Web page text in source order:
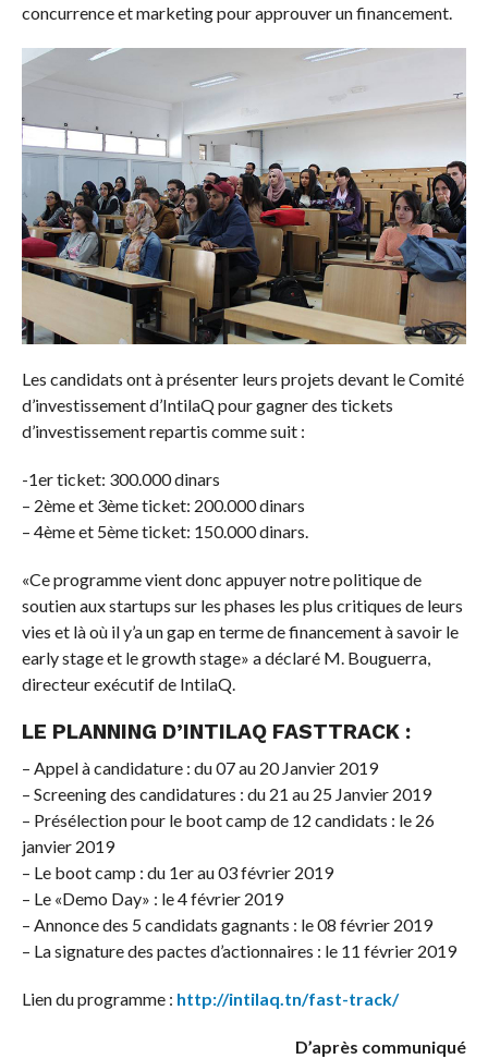
concurrence et marketing pour approuver un financement.
Les candidats ont à présenter leurs projets devant le Comité
d’investissement d’IntilaQ pour gagner des tickets
d’investissement repartis comme suit :
-1er ticket: 300.000 dinars
– 2ème et 3ème ticket: 200.000 dinars
– 4ème et 5ème ticket: 150.000 dinars.
«Ce programme vient donc appuyer notre politique de
soutien aux startups sur les phases les plus critiques de leurs
vies et là où il y’a un gap en terme de financement à savoir le
early stage et le growth stage» a déclaré M. Bouguerra,
directeur exécutif de IntilaQ.
LE PLANNING D’INTILAQ FASTTRACK :
– Appel à candidature : du 07 au 20 Janvier 2019
– Screening des candidatures : du 21 au 25 Janvier 2019
– Présélection pour le boot camp de 12 candidats : le 26
janvier 2019
– Le boot camp : du 1er au 03 février 2019
– Le «Demo Day» : le 4 février 2019
– Annonce des 5 candidats gagnants : le 08 février 2019
– La signature des pactes d’actionnaires : le 11 février 2019
Lien du programme : http://intilaq.tn/fast-track/
D’après communiqué